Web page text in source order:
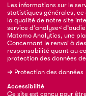
Les informations sur le
statistiques générales, ce
la qualité de notre site
service d’analyse<
Matomo Analytics, une
Concernant le renvoi à
responsabilité quant au
protection des données
➜ Protection des données
Accessibilité
Ce site est conçu pour